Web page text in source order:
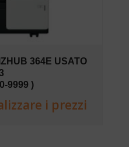
364E USATO
9999 )
i prezzi